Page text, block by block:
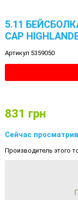
5.11
CAP
Артикул 5359050
831 грн
Сейчас
Производитель этого